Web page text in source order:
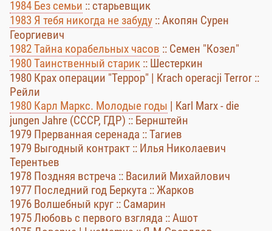
1984 Без семьи :: старьевщик
1983 Я тебя никогда не забуду :: Акопян Сурен
Георгиевич
1982 Тайна корабельных часов :: Семен "Козел"
1980 Таинственный старик :: Шестеркин
1980 Крах операции "Террор" | Krach operacji Terror ::
Рейли
1980 Карл Маркс. Молодые годы | Karl Marx - die
jungen Jahre (СССР, ГДР) :: Бернштейн
1979 Прерванная серенада :: Тагиев
1979 Выгодный контракт :: Илья Николаевич
Терентьев
1978 Поздняя встреча :: Василий Михайлович
1977 Последний год Беркута :: Жарков
1976 Волшебный круг :: Самарин
1975 Любовь с первого взгляда :: Ашот